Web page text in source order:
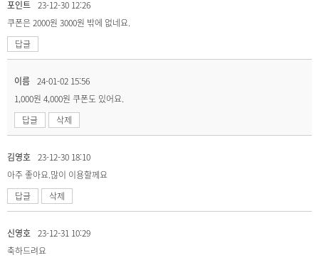
포인트 23-12-30 12:26
쿠폰은 2000원 3000원 밖에 없네요.
답글
이름 24-01-02 15:56
1,000원 4,000원 쿠폰도 있어요.
답글
삭제
김영호 23-12-30 18:10
아주 좋아요.많이 이용할께요
답글
삭제
신영호 23-12-31 10:29
축하드려요